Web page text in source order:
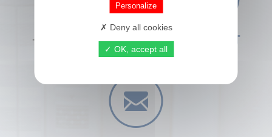
+33 (0) 1 44 41 29 19 CONTACT
Personalize
Deny all cookies
OK, accept all